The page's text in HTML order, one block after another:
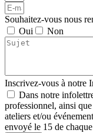
Souhaitez-vous nous
Oui
Non
Inscrivez-vous à notre
Dans notre
professionnel, ainsi
ateliers et/ou
envoyé le 15 de